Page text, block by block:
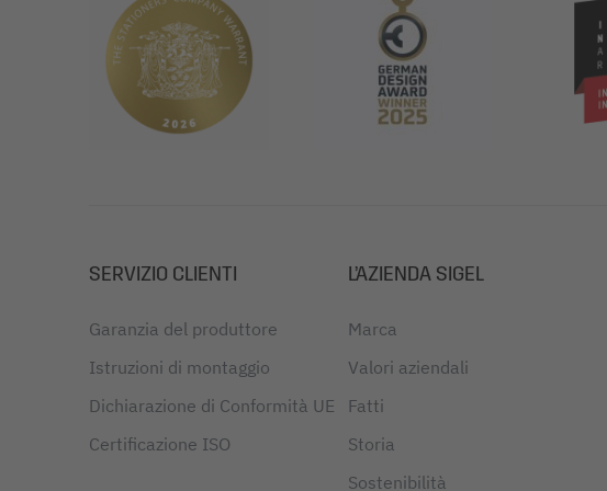
SERVIZIO CLIENTI
Garanzia del produttore
Istruzioni di montaggio
Dichiarazione di Conformità UE
Certificazione ISO
L’AZIENDA SIGEL
Marca
Valori aziendali
Fatti
Storia
Sostenibilità